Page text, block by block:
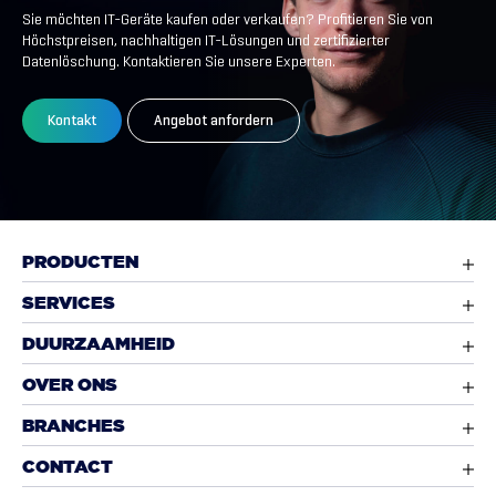
Sie möchten IT-Geräte kaufen oder verkaufen? Profitieren Sie von
Höchstpreisen, nachhaltigen IT-Lösungen und zertifizierter
Datenlöschung. Kontaktieren Sie unsere Experten.
Kontakt Angebot anfordern
PRODUCTEN
SERVICES
DUURZAAMHEID
OVER ONS
BRANCHES
CONTACT